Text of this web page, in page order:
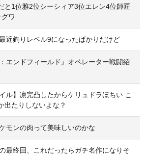
と1位雅2位シーシィア3位エレン4位師匠
ワ
近釣りレベル9になったばかりだけど
エンドフィールド』オペレーター戦闘紹
ル】凛完凸したからケリュドラほちい こ
出たりしないよな？
モンの肉って美味しいのかな
最終回、これだったらガチ名作になりそ